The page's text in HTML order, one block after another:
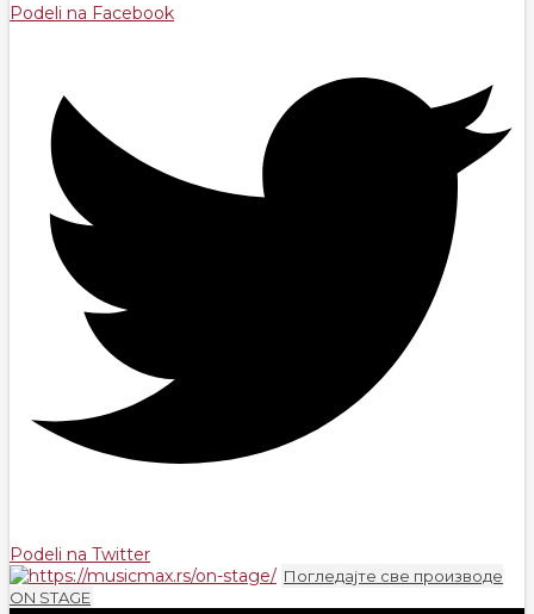
Podeli na Facebook
Podeli na Twitter
Погледајте све производе
ON STAGE